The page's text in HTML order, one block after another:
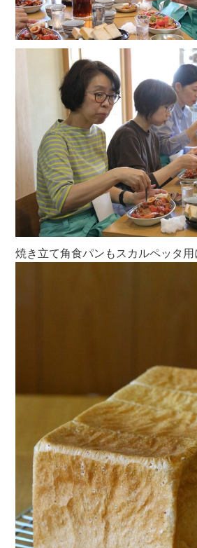
焼き立て角食パンもスカルペッタ